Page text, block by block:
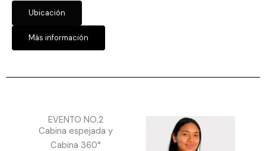
Ubicación
Más información
EVENTO NO.2
Cabina espejada y
Cabina 360°